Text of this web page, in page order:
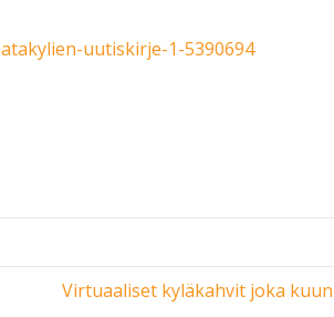
uutiskirje-1-5390694
Virtuaaliset kyläkahvit joka